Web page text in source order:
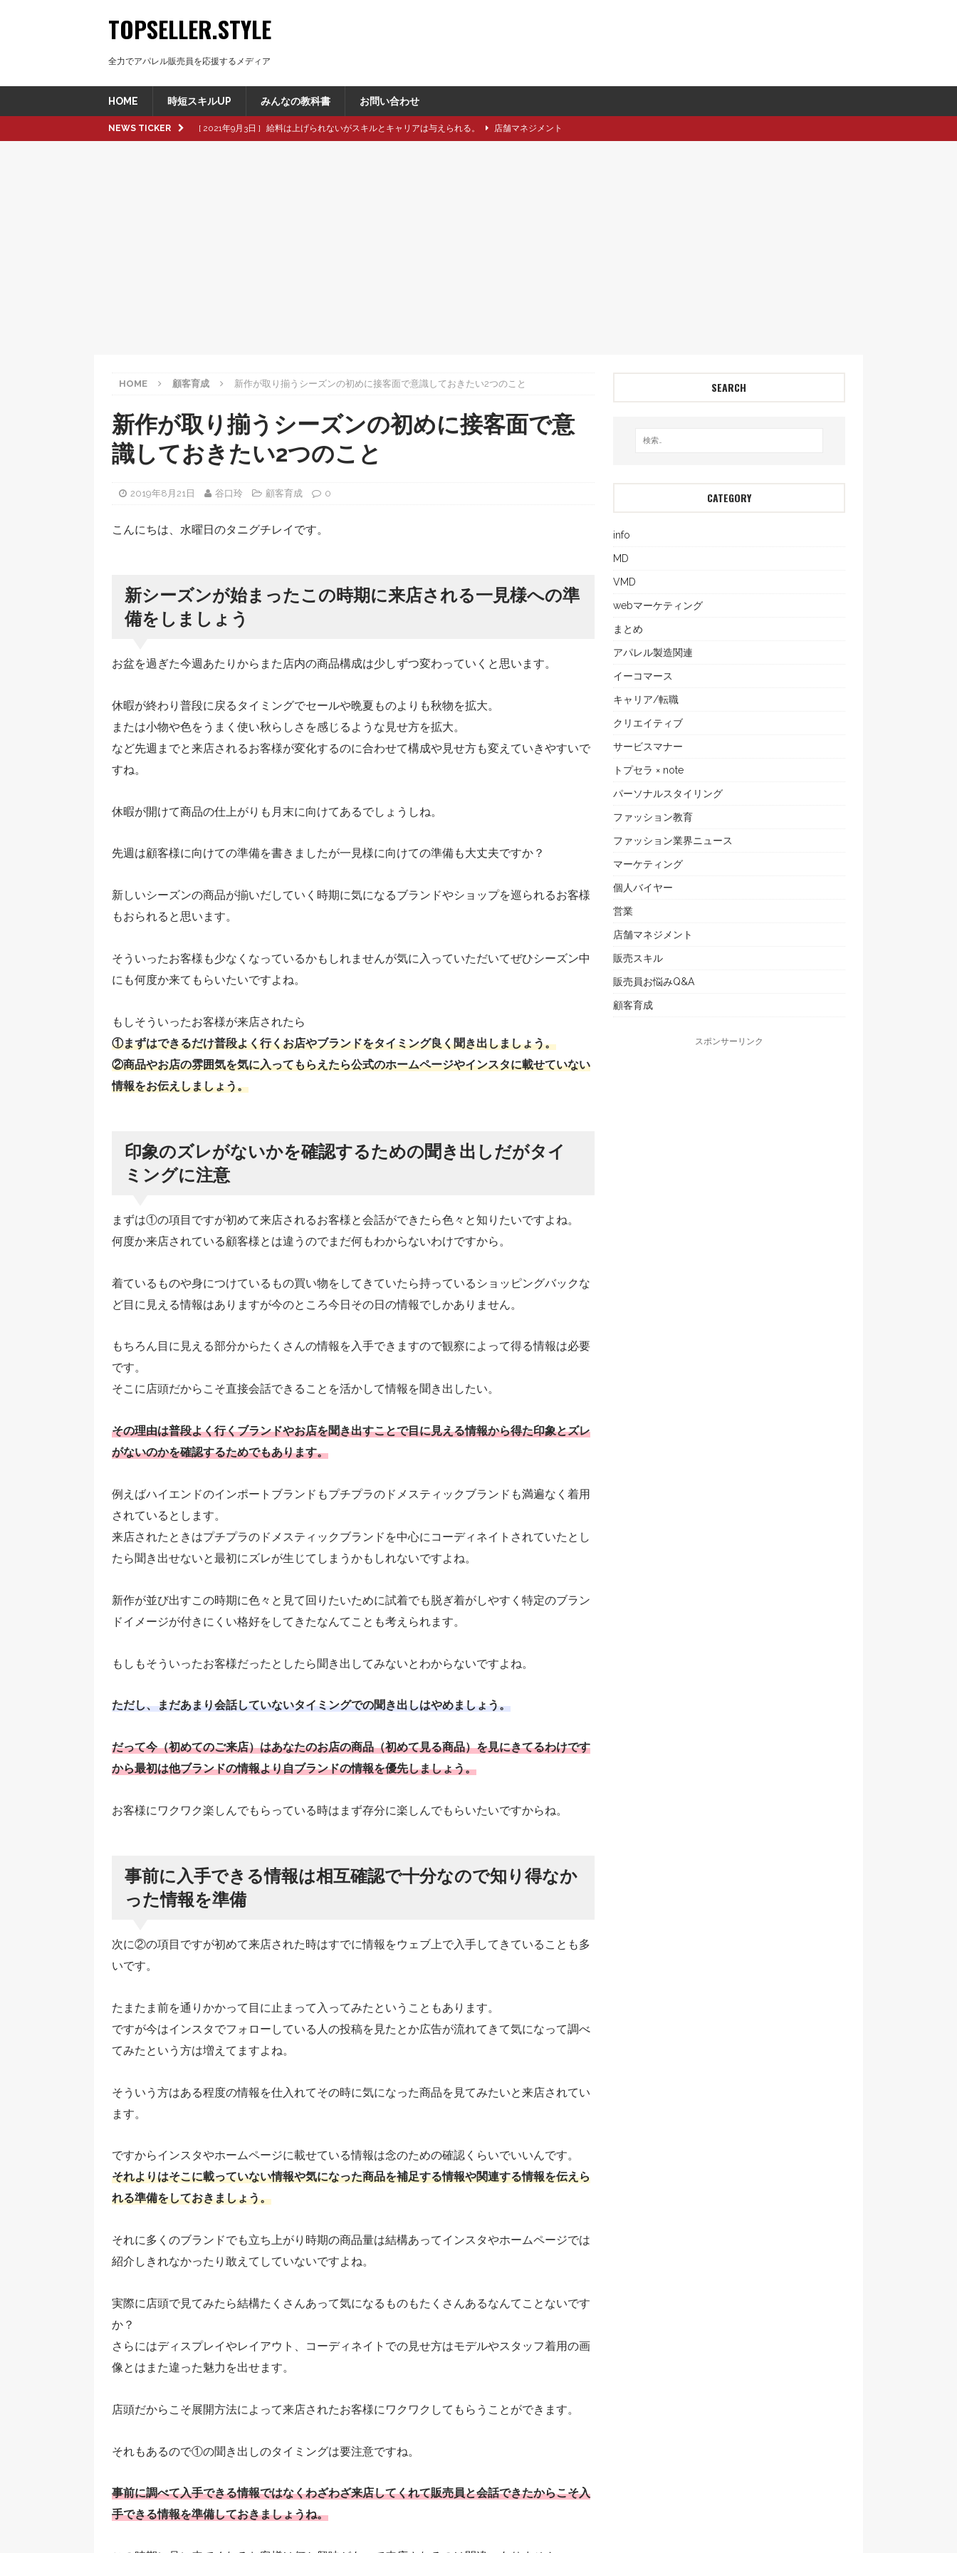
TOPSELLER.STYLE
全力でアパレル販売員を応援するメディア
HOME 時短スキルUP みんなの教科書 お問い合わせ
NEWS TICKER [ 2021年9月3日 ] 給料は上げられないがスキルとキャリアは与えられる。 店舗マネジメント
HOME 顧客育成 新作が取り揃うシーズンの初めに接客面で意識しておきたい2つのこと
新作が取り揃うシーズンの初めに接客面で意
識しておきたい2つのこと
2019年8月21日 谷口玲 顧客育成 0
こんにちは、水曜日のタニグチレイです。
新シーズンが始まったこの時期に来店される一見様への準
備をしましょう
お盆を過ぎた今週あたりからまた店内の商品構成は少しずつ変わっていくと思います。
休暇が終わり普段に戻るタイミングでセールや晩夏ものよりも秋物を拡大。
または小物や色をうまく使い秋らしさを感じるような見せ方を拡大。
など先週までと来店されるお客様が変化するのに合わせて構成や見せ方も変えていきやすいで
すね。
休暇が開けて商品の仕上がりも月末に向けてあるでしょうしね。
先週は顧客様に向けての準備を書きましたが一見様に向けての準備も大丈夫ですか？
新しいシーズンの商品が揃いだしていく時期に気になるブランドやショップを巡られるお客様
もおられると思います。
そういったお客様も少なくなっているかもしれませんが気に入っていただいてぜひシーズン中
にも何度か来てもらいたいですよね。
もしそういったお客様が来店されたら
①まずはできるだけ普段よく行くお店やブランドをタイミング良く聞き出しましょう。
②商品やお店の雰囲気を気に入ってもらえたら公式のホームページやインスタに載せていない
情報をお伝えしましょう。
印象のズレがないかを確認するための聞き出しだがタイ
ミングに注意
まずは①の項目ですが初めて来店されるお客様と会話ができたら色々と知りたいですよね。
何度か来店されている顧客様とは違うのでまだ何もわからないわけですから。
着ているものや身につけているもの買い物をしてきていたら持っているショッピングバックな
ど目に見える情報はありますが今のところ今日その日の情報でしかありません。
もちろん目に見える部分からたくさんの情報を入手できますので観察によって得る情報は必要
です。
そこに店頭だからこそ直接会話できることを活かして情報を聞き出したい。
その理由は普段よく行くブランドやお店を聞き出すことで目に見える情報から得た印象とズレ
がないのかを確認するためでもあります。
例えばハイエンドのインポートブランドもプチプラのドメスティックブランドも満遍なく着用
されているとします。
来店されたときはプチプラのドメスティックブランドを中心にコーディネイトされていたとし
たら聞き出せないと最初にズレが生じてしまうかもしれないですよね。
新作が並び出すこの時期に色々と見て回りたいために試着でも脱ぎ着がしやすく特定のブラン
ドイメージが付きにくい格好をしてきたなんてことも考えられます。
もしもそういったお客様だったとしたら聞き出してみないとわからないですよね。
ただし、まだあまり会話していないタイミングでの聞き出しはやめましょう。
だって今（初めてのご来店）はあなたのお店の商品（初めて見る商品）を見にきてるわけです
から最初は他ブランドの情報より自ブランドの情報を優先しましょう。
お客様にワクワク楽しんでもらっている時はまず存分に楽しんでもらいたいですからね。
事前に入手できる情報は相互確認で十分なので知り得なか
った情報を準備
次に②の項目ですが初めて来店された時はすでに情報をウェブ上で入手してきていることも多
いです。
たまたま前を通りかかって目に止まって入ってみたということもあります。
ですが今はインスタでフォローしている人の投稿を見たとか広告が流れてきて気になって調べ
てみたという方は増えてますよね。
そういう方はある程度の情報を仕入れてその時に気になった商品を見てみたいと来店されてい
ます。
ですからインスタやホームページに載せている情報は念のための確認くらいでいいんです。
それよりはそこに載っていない情報や気になった商品を補足する情報や関連する情報を伝えら
れる準備をしておきましょう。
それに多くのブランドでも立ち上がり時期の商品量は結構あってインスタやホームページでは
紹介しきれなかったり敢えてしていないですよね。
実際に店頭で見てみたら結構たくさんあって気になるものもたくさんあるなんてことないです
か？
さらにはディスプレイやレイアウト、コーディネイトでの見せ方はモデルやスタッフ着用の画
像とはまた違った魅力を出せます。
店頭だからこそ展開方法によって来店されたお客様にワクワクしてもらうことができます。
それもあるので①の聞き出しのタイミングは要注意ですね。
事前に調べて入手できる情報ではなくわざわざ来店してくれて販売員と会話できたからこそ入
手できる情報を準備しておきましょうね。
SEARCH
CATEGORY
info
MD
VMD
webマーケティング
まとめ
アパレル製造関連
イーコマース
キャリア/転職
クリエイティブ
サービスマナー
トプセラ × note
パーソナルスタイリング
ファッション教育
ファッション業界ニュース
マーケティング
個人バイヤー
営業
店舗マネジメント
販売スキル
販売員お悩みQ&A
顧客育成
スポンサーリンク